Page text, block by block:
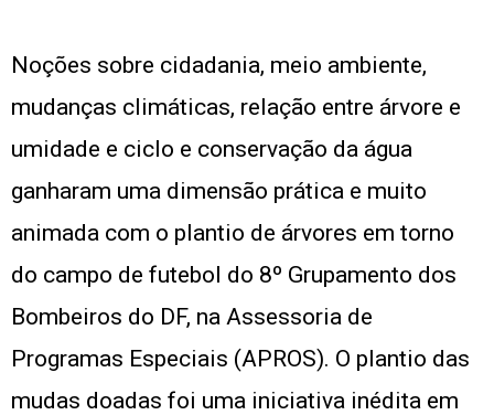
Noções sobre cidadania, meio ambiente,
mudanças climáticas, relação entre árvore e
umidade e ciclo e conservação da água
ganharam uma dimensão prática e muito
animada com o plantio de árvores em torno
do campo de futebol do 8º Grupamento dos
Bombeiros do DF, na Assessoria de
Programas Especiais (APROS). O plantio das
mudas doadas foi uma iniciativa inédita em